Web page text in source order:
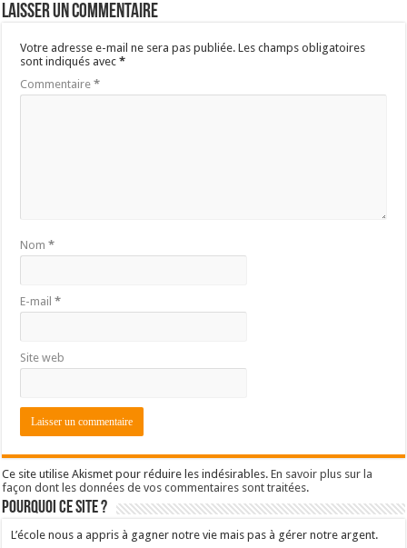
Laisser un commentaire
Votre adresse e-mail ne sera pas publiée. Les champs obligatoires
sont indiqués avec*
Commentaire*
Nom*
E-mail*
Site web
Ce site utilise Akismet pour réduire les indésirables.En savoir plus sur la
façon dont les données de vos commentaires sont traitées.
Pourquoi ce site ?
L’école nous a appris à gagner notre vie mais pas à gérer notre argent.